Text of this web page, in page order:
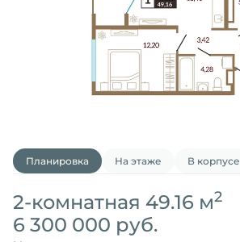
Планировка На этаже В корпусе
2-комнатная 49.16 м2
6 300 000 руб.